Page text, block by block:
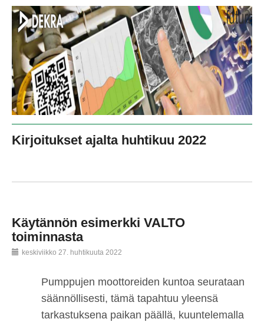
Kirjoitukset ajalta huhtikuu 2022
Käytännön esimerkki VALTO
toiminnasta
keskiviikko 27. huhtikuuta 2022
Pumppujen moottoreiden kuntoa seurataan
säännöllisesti, tämä tapahtuu yleensä
tarkastuksena paikan päällä, kuuntelemalla